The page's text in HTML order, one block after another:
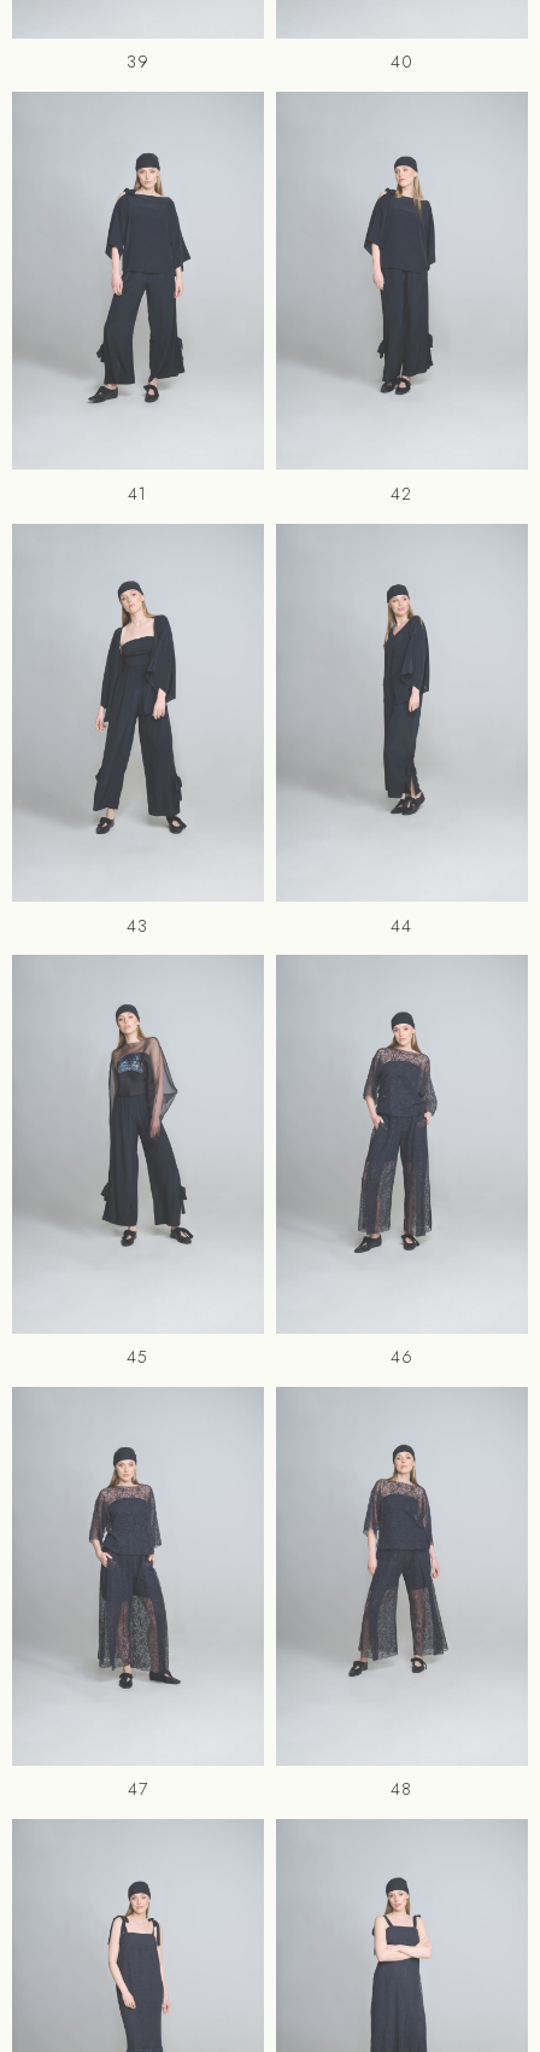
39 40
41 42
43 44
45 46
47 48